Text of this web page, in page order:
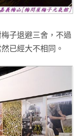
子退避三舍，不過
已經大不相同 。